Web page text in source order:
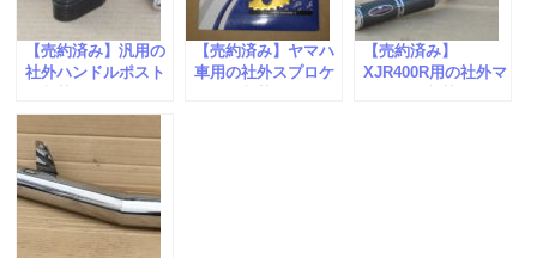
【売約済み】汎用の
社外ハンドルポスト
【売約済み】ヤマハ
車用の社外スプロケ
【売約済み】
XJR400R用の社外マ